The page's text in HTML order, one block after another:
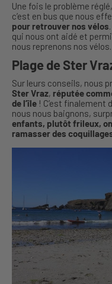
Une fois le problème
c’est en bus que nous
pour retrouver nos vélos
qui nous ont aidé et
nous reprenons nos vélos.
Plage de Ster
Sur leurs conseils, nous
Ster Vraz, réputée
de l’île ! C’est finalement
nous nous baignons,
enfants, plutôt frileux,
ramasser des